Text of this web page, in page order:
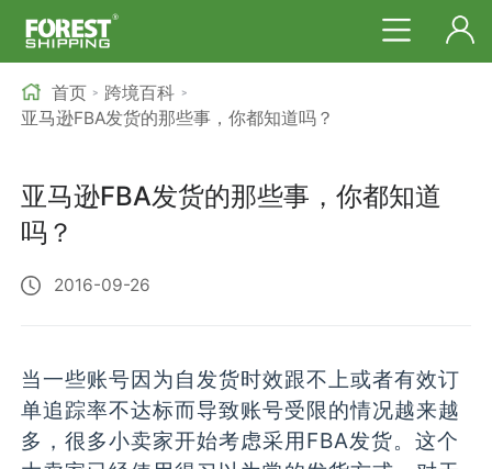
首页 > 跨境百科 >
亚马逊FBA发货的那些事，你都知道吗？
亚马逊FBA发货的那些事，你都知道
吗？
2016-09-26
当一些账号因为自发货时效跟不上或者有效订
单追踪率不达标而导致账号受限的情况越来越
多，很多小卖家开始考虑采用FBA发货。这个